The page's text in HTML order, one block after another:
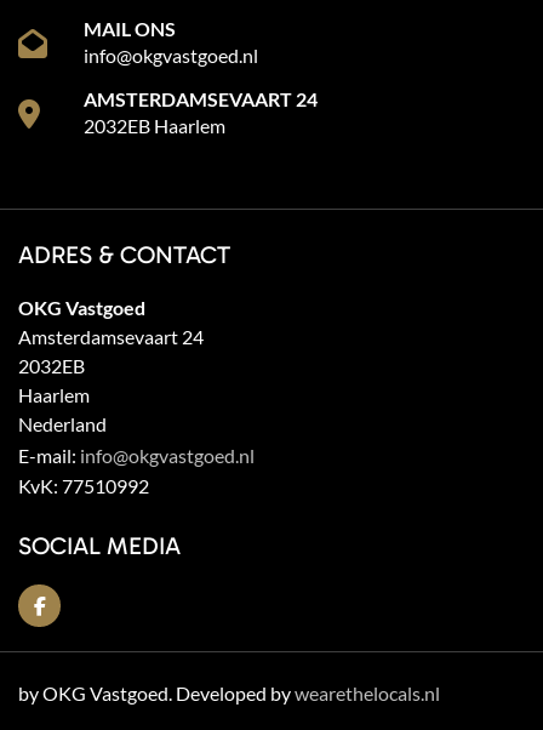
MAIL ONS
info@okgvastgoed.nl
AMSTERDAMSEVAART 24
2032EB Haarlem
ADRES & CONTACT
OKG Vastgoed
Amsterdamsevaart 24
2032EB
Haarlem
Nederland
E-mail: info@okgvastgoed.nl
KvK: 77510992
SOCIAL MEDIA
by OKG Vastgoed. Developed bywearethelocals.nl